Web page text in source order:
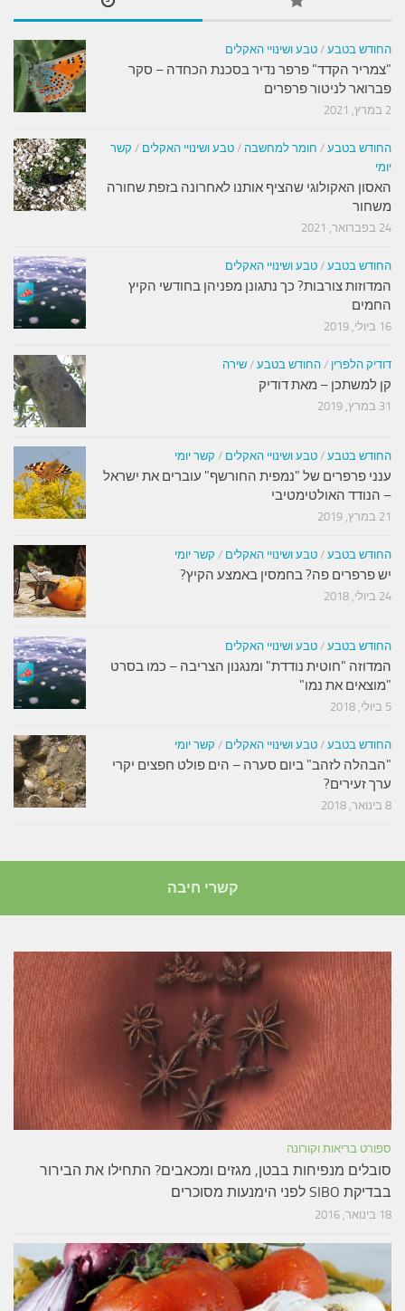
החודש בטבע / טבע ושינויי האקלים
"צמריר הקדד" פרפר נדיר בסכנת הכחדה – סקר
פברואר לניטור פרפרים
2 במרץ, 2021
החודש בטבע / חומר למחשבה / טבע ושינויי האקלים / קשר
יומי
האסון האקולוגי שהציף אותנו לאחרונה בזפת שחורה
משחור
24 בפברואר, 2021
החודש בטבע / טבע ושינויי האקלים
המדוזות צורבות? כך נתגונן מפניהן בחודשי הקיץ
החמים
16 ביולי, 2019
דודיק הלפרין / החודש בטבע / שירה
קן למשתכן – מאת דודיק
31 במרץ, 2019
החודש בטבע / טבע ושינויי האקלים / קשר יומי
ענני פרפרים של "נמפית החורשף" עוברים את ישראל
– הנודד האולטימטיבי
21 במרץ, 2019
החודש בטבע / טבע ושינויי האקלים / קשר יומי
יש פרפרים פה? בחמסין באמצע הקיץ?
24 ביולי, 2018
החודש בטבע / טבע ושינויי האקלים
המדוזה "חוטית נודדת" ומנגנון הצריבה – כמו בסרט
"מוצאים את נמו"
5 ביולי, 2018
החודש בטבע / טבע ושינויי האקלים / קשר יומי
"הבהלה לזהב" ביום סערה – הים פולט חפצים יקרי
ערך זעירים?
8 בינואר, 2018
קשרי חיבה
ספורט בריאות וקורונה
סובלים מנפיחות בבטן, מגזים ומכאבים? התחילו את הבירור
בבדיקת SIBO לפני הימנעות מסוכרים
18 בינואר, 2016